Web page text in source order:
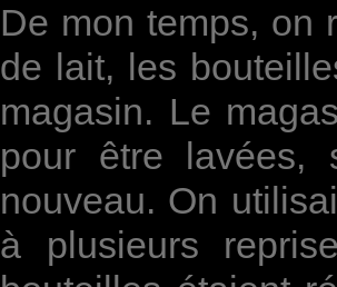
De mon temps, on
de lait, les
magasin. Le
pour être lavées,
nouveau. On
à plusieurs